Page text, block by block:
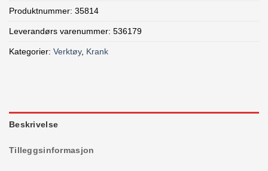
Produktnummer: 35814
Leverandørs varenummer: 536179
Kategorier: Verktøy, Krank
Beskrivelse
Tilleggsinformasjon